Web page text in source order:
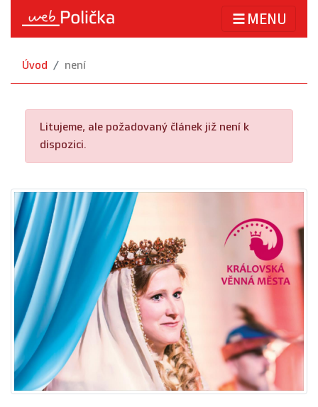
MENU
Úvod není
Litujeme, ale požadovaný článek již není k
dispozici.